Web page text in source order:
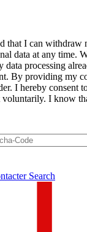
that I can withdraw
data at any time.
data processing
By providing my
I hereby consent
voluntarily. I know
Search